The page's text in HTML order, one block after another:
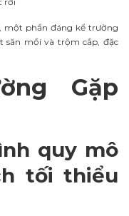
một phần đáng kể trường
săn mồi và trộm cắp, đặc
Gặp
quy mô
tối thiểu